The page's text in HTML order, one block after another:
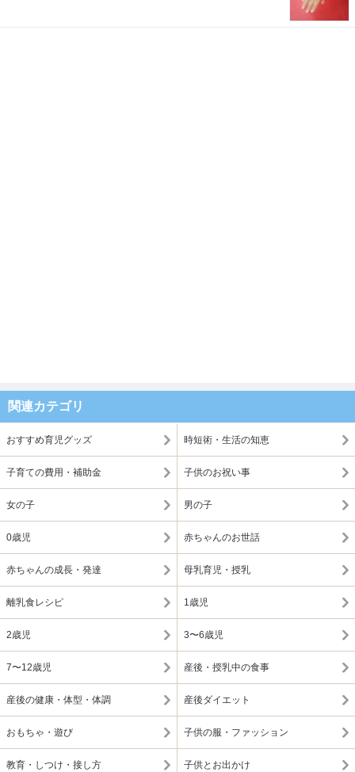
関連カテゴリ
おすすめ育児グッズ 時短術・生活の知恵
子育ての費用・補助金 子供のお祝い事
女の子 男の子
0歳児 赤ちゃんのお世話
赤ちゃんの成長・発達 母乳育児・授乳
離乳食レシピ 1歳児
2歳児 3〜6歳児
7〜12歳児 産後・授乳中の食事
産後の健康・体型・体調 産後ダイエット
おもちゃ・遊び 子供の服・ファッション
教育・しつけ・接し方 子供とお出かけ